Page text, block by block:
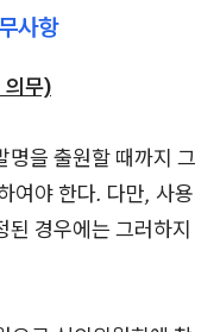
사항
의무)
을 출원할 때까지 그
여야 한다. 다만, 사용
된 경우에는 그러하지